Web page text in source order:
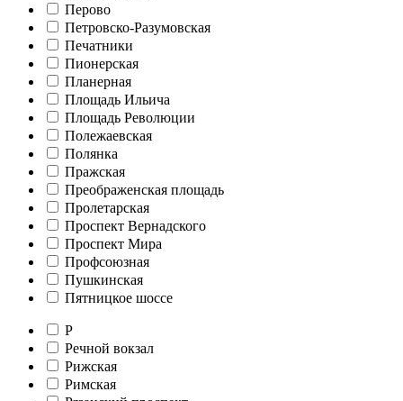
Перово
Петровско-Разумовская
Печатники
Пионерская
Планерная
Площадь Ильича
Площадь Революции
Полежаевская
Полянка
Пражская
Преображенская площадь
Пролетарская
Проспект Вернадского
Проспект Мира
Профсоюзная
Пушкинская
Пятницкое шоссе
Р
Речной вокзал
Рижская
Римская